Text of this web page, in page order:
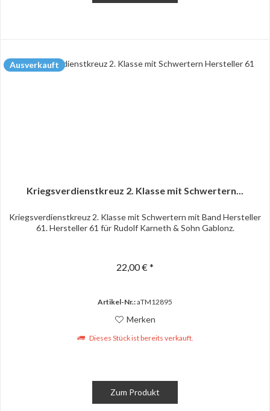
Ausverkauft
Kriegsverdienstkreuz 2. Klasse mit Schwertern...
Kriegsverdienstkreuz 2. Klasse mit Schwertern mit Band Hersteller
61. Hersteller 61 für Rudolf Karneth & Sohn Gablonz.
22,00 € *
Artikel-Nr.:aTM12895
Merken
Dieses Stück ist bereits verkauft.
Zum Produkt